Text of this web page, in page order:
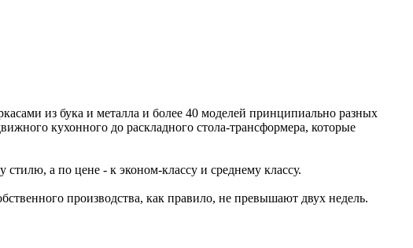
из бука и металла и более 40 моделей принципиально разных
кухонного до раскладного стола-трансформера, которые
а по цене - к эконом-классу и среднему классу.
производства, как правило, не превышают двух недель.